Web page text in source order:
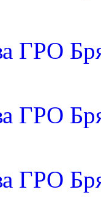
ГРО
ГРО
ГРО